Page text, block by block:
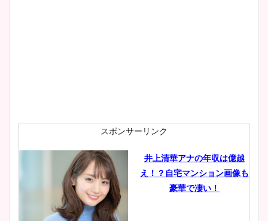
スポンサーリンク
井上清華アナの年収は億越
え！？自宅マンション画像も
豪華で凄い！